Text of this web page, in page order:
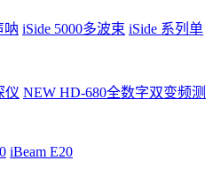
呐 iSide 5000多波束 iSide 系列单
仪 NEW HD-680全数字双变频测
iBeam E20